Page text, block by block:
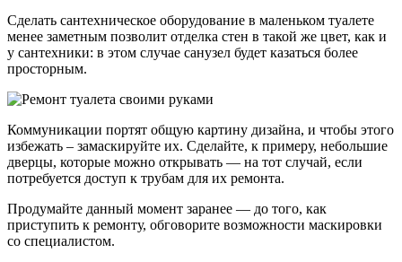
Сделать сантехническое оборудование в маленьком туалете
менее заметным позволит отделка стен в такой же цвет, как и
у сантехники: в этом случае санузел будет казаться более
просторным.
Коммуникации портят общую картину дизайна, и чтобы этого
избежать – замаскируйте их. Сделайте, к примеру, небольшие
дверцы, которые можно открывать — на тот случай, если
потребуется доступ к трубам для их ремонта.
Продумайте данный момент заранее — до того, как
приступить к ремонту, обговорите возможности маскировки
со специалистом.